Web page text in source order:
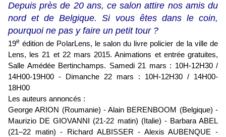
Depuis près de 20 ans, ce salon attire nos amis du
nord et de Belgique. Si vous êtes dans le coin,
pourquoi ne pas y faire un petit tour ?
19e édition de PolarLens, le salon du livre policier de la ville de
Lens, les 21 et 22 mars 2015. Animations et entrée gratuites,
Salle Amédée Bertinchamps. Samedi 21 mars : 10H-12H30 /
14H00-19H00 - Dimanche 22 mars : 10H-12H30 / 14H00-
18H00
Les auteurs annoncés :
George ARION (Roumanie) - Alain BERENBOOM (Belgique) -
Maurizio DE GIOVANNI (21-22 matin) (Italie) - Barbara ABEL
(21–22 matin) - Richard ALBISSER - Alexis AUBENQUE -